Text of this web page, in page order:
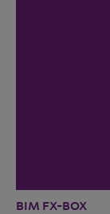
BIM FX-BOX